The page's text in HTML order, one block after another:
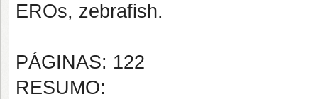
EROs, zebrafish.
PÁGINAS: 122
RESUMO: